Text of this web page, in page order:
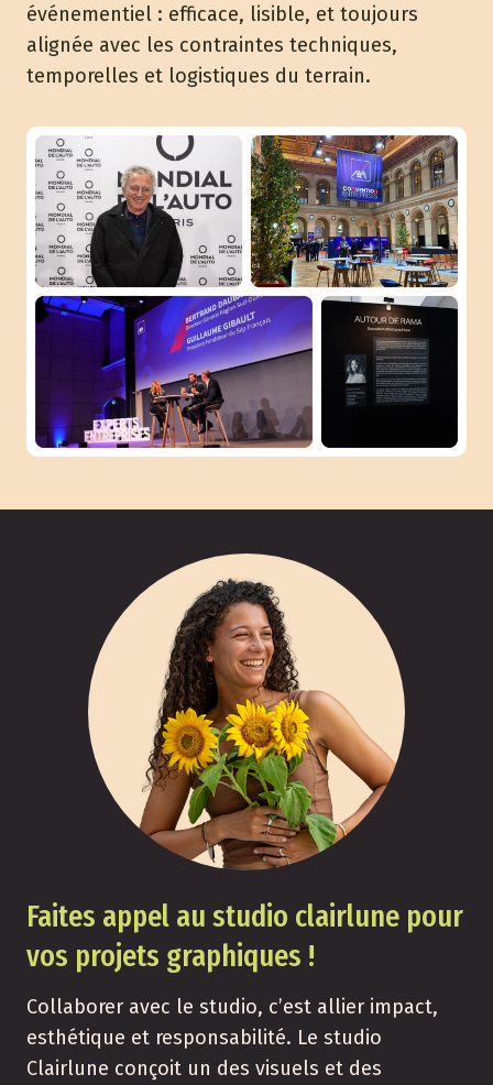
événementiel : efficace, lisible, et toujours
alignée avec les contraintes techniques,
temporelles et logistiques du terrain.
Faites appel au studio clairlune pour
vos projets graphiques !
Collaborer avec le studio, c’est allier impact,
esthétique et responsabilité. Le studio
Clairlune conçoit un des visuels et des